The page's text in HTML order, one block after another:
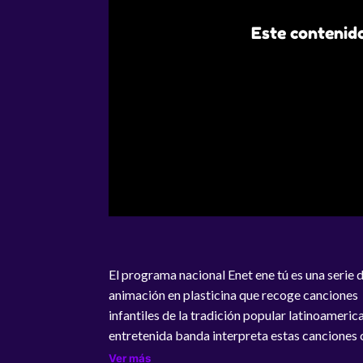
Este
El programa nacional Enet ene tú es una serie
animación en plasticina que recoge canciones
infantiles de la tradición popular
entretenida banda interpreta estas canciones
nuevos ritmos dándoles musicalmente un
Ver más